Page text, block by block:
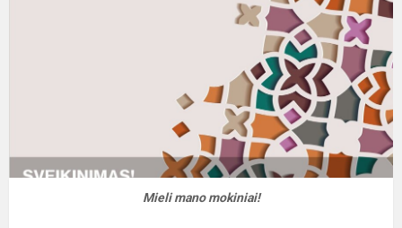
Mieli mano mokiniai!